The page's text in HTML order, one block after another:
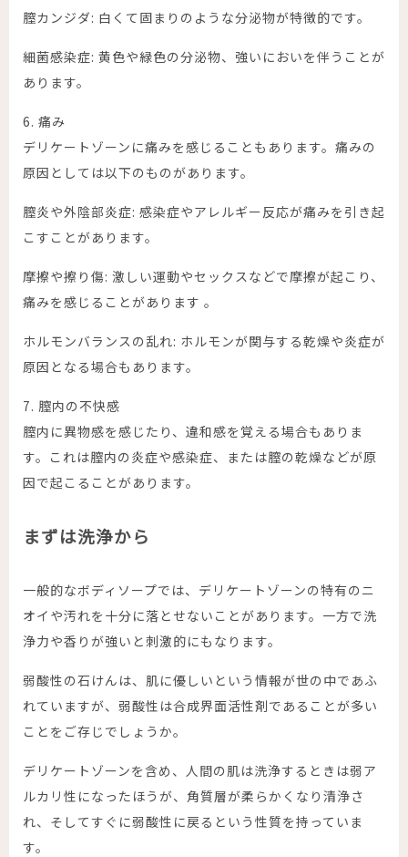
膣カンジダ: 白くて固まりのような分泌物が特徴的です。
細菌感染症: 黄色や緑色の分泌物、強いにおいを伴うことが
あります。
6. 痛み
デリケートゾーンに痛みを感じることもあります。痛みの
原因としては以下のものがあります。
膣炎や外陰部炎症: 感染症やアレルギー反応が痛みを引き起
こすことがあります。
摩擦や擦り傷: 激しい運動やセックスなどで摩擦が起こり、
痛みを感じることがあります 。
ホルモンバランスの乱れ: ホルモンが関与する乾燥や炎症が
原因となる場合もあります。
7. 膣内の不快感
膣内に異物感を感じたり、違和感を覚える場合もありま
す。これは膣内の炎症や感染症、または膣の乾燥などが原
因で起こることがあります。
まずは洗浄から
一般的なボディソープでは、デリケートゾーンの特有のニ
オイや汚れを十分に落とせないことがあります。一方で洗
浄力や香りが強いと刺激的にもなります。
弱酸性の石けんは、肌に優しいという情報が世の中であふ
れていますが、弱酸性は合成界面活性剤であることが多い
ことをご存じでしょうか。
デリケートゾーンを含め、人間の肌は洗浄するときは弱ア
ルカリ性になったほうが、角質層が柔らかくなり清浄さ
れ、そしてすぐに弱酸性に戻るという性質を持っていま
す。